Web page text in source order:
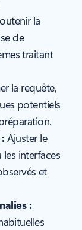
la
de
traitant
la requête,
potentiels
Ajuster le
interfaces
et
: